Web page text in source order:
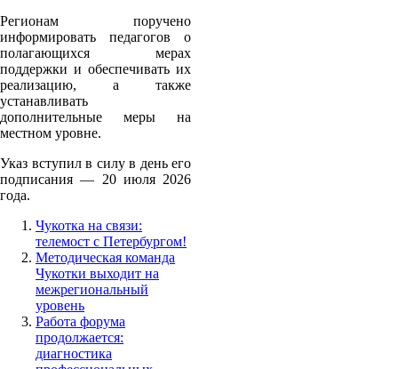
Регионам поручено
информировать педагогов о
полагающихся мерах
поддержки и обеспечивать их
реализацию, а также
устанавливать
дополнительные меры на
местном уровне.
Указ вступил в силу в день его
подписания — 20 июля 2026
года.
Чукотка на связи:
телемост с Петербургом!
Методическая команда
Чукотки выходит на
межрегиональный
уровень
Работа форума
продолжается:
диагностика